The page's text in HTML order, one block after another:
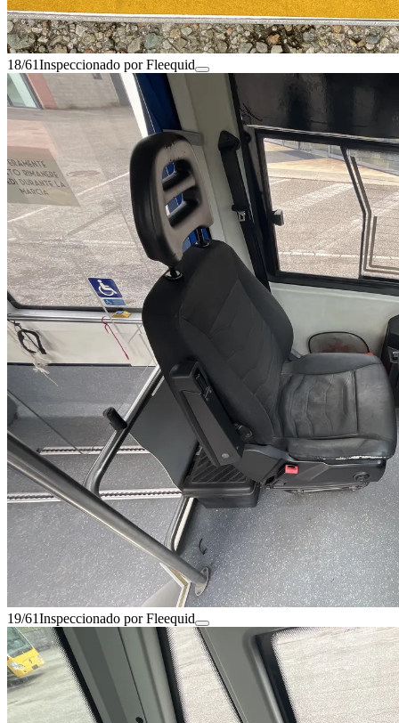
18/61Inspeccionado por Fleequid
19/61Inspeccionado por Fleequid